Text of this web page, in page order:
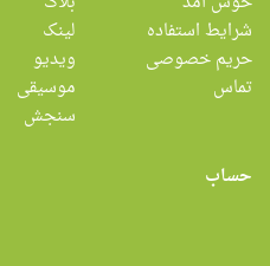
شرایط استفاده
حریم خصوصی
تماس
لینک
ویدیو
موسیقی
سنجش
حساب